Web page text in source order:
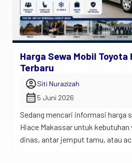
Harga Sewa Mobil
Terbaru
account_circleSiti Nurazizah
calendar_month 5 Juni 2026
Sedang mencari informasi harga
Hiace Makassar untuk
dinas, antar jemput tamu, atau